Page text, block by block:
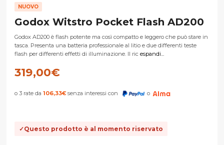
NUOVO
Godox Witstro Pocket Flash AD200
Godox AD200 è flash potente ma così compatto e leggero che può stare in
tasca. Presenta una batteria professionale al litio e due differenti teste
flash per differenti effetti di illuminazione. Il ric espandi...
319,00€
o 3 rate da 106,33€ senza interessi con o
Questo prodotto è al momento riservato